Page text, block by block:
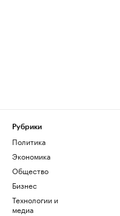
Рубрики
Политика
Экономика
Общество
Бизнес
Технологии и
медиа